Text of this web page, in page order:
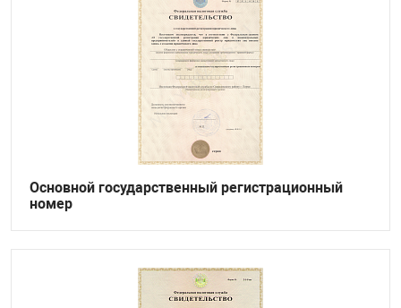
Основной государственный регистрационный
номер